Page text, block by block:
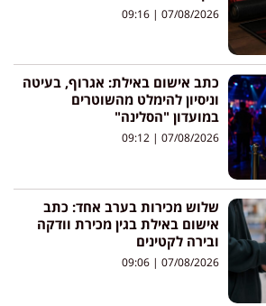
07/08/2026
כתב אישום באילת: אגרוף, בעיטה
וניסיון להימלט מהשוטרים
במועדון "הסלינה"
07/08/2026
שלוש מכירות בערב אחד: כתב
אישום באילת בגין מכירת וודקה
ובירה לקטינים
07/08/2026